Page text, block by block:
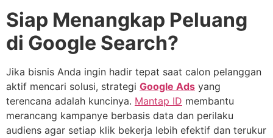
Siap Menangkap Peluang
di Google Search?
Jika bisnis Anda ingin hadir tepat saat calon pelanggan
aktif mencari solusi, strategi Google Ads yang
terencana adalah kuncinya. Mantap ID membantu
merancang kampanye berbasis data dan perilaku
audiens agar setiap klik bekerja lebih efektif dan terukur